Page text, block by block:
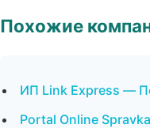
Похожие
ИП Link Express —
Portal Online